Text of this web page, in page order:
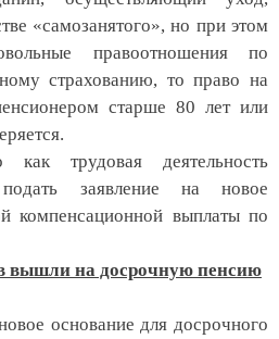
«самозанятого», но при этом
правоотношения по
страхованию, то право на
старше 80 лет или
трудовая деятельность
заявление на новое
компенсационной выплаты по
вышли на досрочную пенсию
основание для досрочного